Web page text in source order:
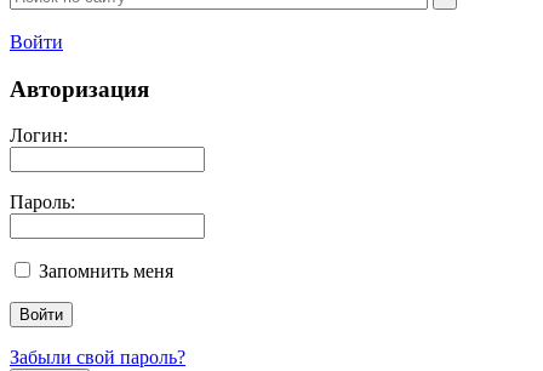
Войти
Авторизация
Логин:
Пароль:
Запомнить меня
Забыли свой пароль?